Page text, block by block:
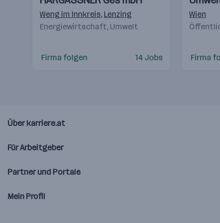
Videos
Weng im Innkreis, Lenzing
Energiewirtschaft, Umwelt
Firma folgen 14 Jobs
Videos
Wien
Firma
Über karriere.at
Für Arbeitgeber
Partner und Portale
Mein Profil